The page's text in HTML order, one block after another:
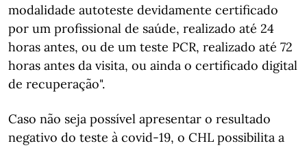
modalidade autoteste devidamente certificado
por um profissional de saúde, realizado até 24
horas antes, ou de um teste PCR, realizado até 72
horas antes da visita, ou ainda o certificado digital
de recuperação".
Caso não seja possível apresentar o resultado
negativo do teste à covid-19, o CHL possibilita a